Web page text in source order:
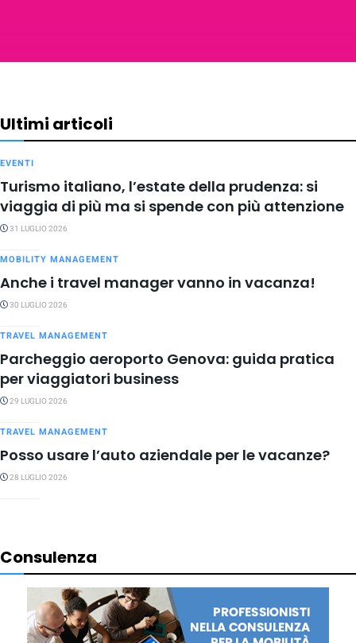
Ultimi articoli
EVENTI
Turismo italiano, l’estate della prudenza: si
viaggia di più ma si spende con più attenzione
31 LUGLIO 2026
MOBILITY MANAGEMENT
Anche i travel manager vanno in vacanza!
30 LUGLIO 2026
TRAVEL MANAGEMENT
Parcheggio aeroporto Genova: guida pratica
per viaggiatori business
29 LUGLIO 2026
TRAVEL MANAGEMENT
Posso usare l’auto aziendale per le vacanze?
28 LUGLIO 2026
Consulenza